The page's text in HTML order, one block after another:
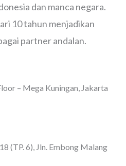
dan manca negara.
10 tahun menjadikan
partner andalan.
– Mega Kuningan, Jakarta
(TP. 6), Jln. Embong Malang